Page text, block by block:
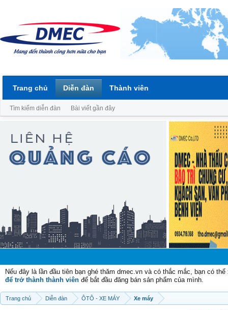
Nếu đây là lần đầu tiên bạn ghé thăm dmec.vn và có thắc mắc, bạn có
để trở thành thành viên để bắt đầu đăng bán sản phẩm của mình.
Trang chủ Diễn đàn ÔTÔ - XE MÁY Xe máy
Trang chủ Diễn đàn
Tìm kiếm diễn đàn Bài viết gần đây
Thành viên